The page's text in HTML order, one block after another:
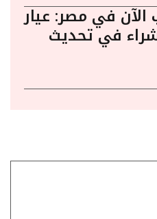
الآن في مصر: عيار
6735 للشراء في تحديث